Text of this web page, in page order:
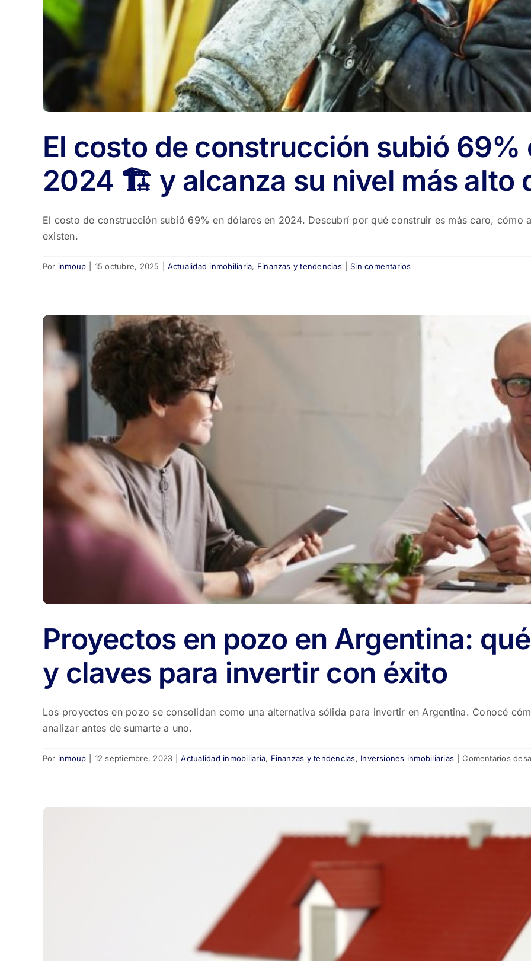
El costo de construcción subió 69%
2024 🏗️ y alcanza su nivel más alto
El costo de construcción subió 69% en dólares en 2024. Descubrí por qué construir es más caro, cómo
existen.
Por inmoup 15 octubre, 2025 Actualidad inmobiliaria, Finanzas y tendencias Sin comentarios
Proyectos en pozo en Argentina:
y claves para invertir con éxito
Los proyectos en pozo se consolidan como una alternativa sólida para invertir en Argentina. Conocé
analizar antes de sumarte a uno.
Por inmoup 12 septiembre, 2023 Actualidad inmobiliaria, Finanzas y tendencias, Inversiones inmobiliarias Comentarios